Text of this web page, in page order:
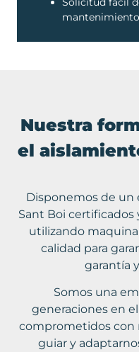
Nuestra
el
Disponemos de un
Sant Boi certificados
utilizando
calidad para
garantía
Somos una
generaciones en
comprometidos con
guiar y